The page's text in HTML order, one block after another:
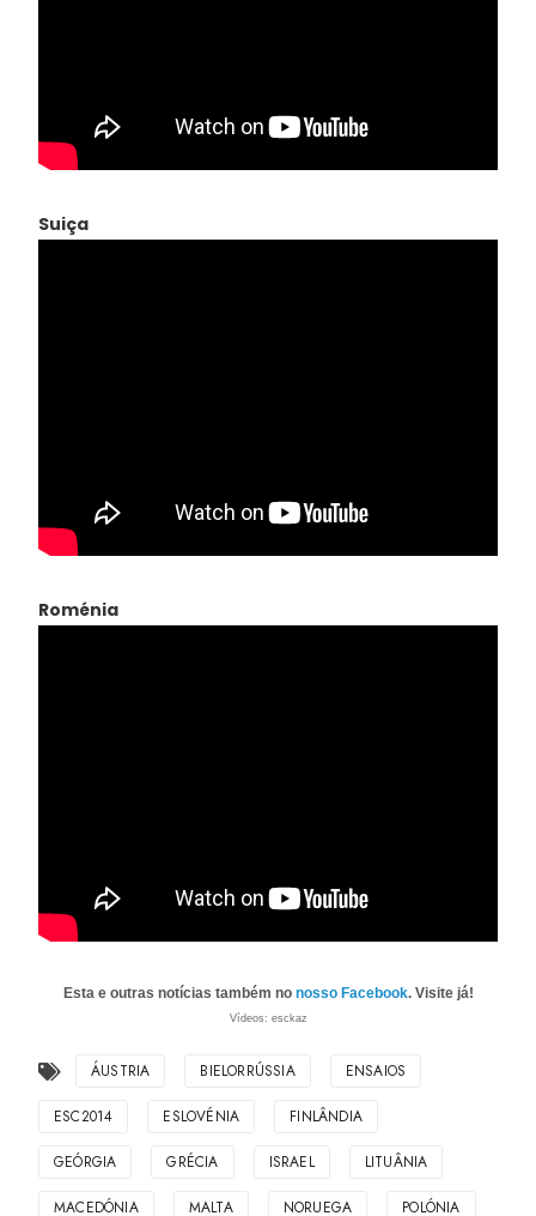
Suiça
Roménia
Esta e outras notícias também no nosso Facebook. Visite já!
Vídeos: esckaz
ÁUSTRIA BIELORRÚSSIA ENSAIOS
ESC2014 ESLOVÉNIA FINLÂNDIA
GEÓRGIA GRÉCIA ISRAEL LITUÂNIA
MACEDÓNIA MALTA NORUEGA POLÓNIA